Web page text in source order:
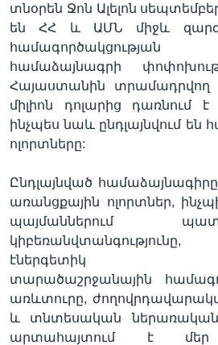
տնօրեն Ջոն Ալելոն
են ՀՀ և ԱՄՆ միջև
համագործակցության
համաձայնագրի
Հայաստանին տրամադրվող
միլիոն դոլարից դառնում է
ինչպես նաև ընդլայնվում
ոլորտները:
Ընդլայնված
առանցքային ոլորտներ,
պայմաններում
էներգետիկ
տարածաշրջանային
առևտուրը,
և տնտեսական ներառական
արտահայտում է